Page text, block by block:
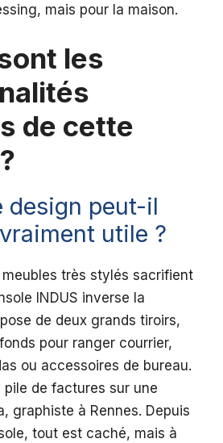
mais pour la maison.
les
de cette
design peut-il
utile ?
très stylés sacrifient
INDUS inverse la
de deux grands tiroirs,
pour ranger courrier,
ou accessoires de bureau.
pile de factures sur une
graphiste à Rennes. Depuis
tout est caché, mais à